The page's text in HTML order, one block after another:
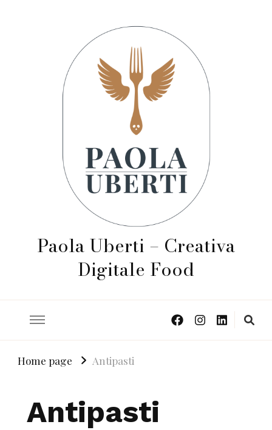
Paola Uberti – Creativa
Digitale Food
Home page Antipasti
Antipasti